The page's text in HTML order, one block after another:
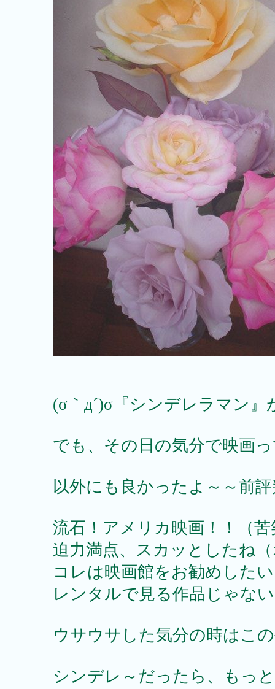
(σ｀д´)σ『シンデレラマン
でも、その日の気分で映画
以外にも良かったよ～～前
流石！アメリカ映画！！（苦
迫力満点、スカッとしたね
コレは映画館をお勧めした
レンタルで見る作品じゃな
ウサウサした気分の時はこ
シンデレ～だったら、もっ